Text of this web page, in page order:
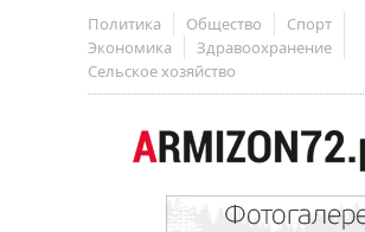
Политика Общество
Спорт
Экономика
Здравоохранение
Сельское хозяйство